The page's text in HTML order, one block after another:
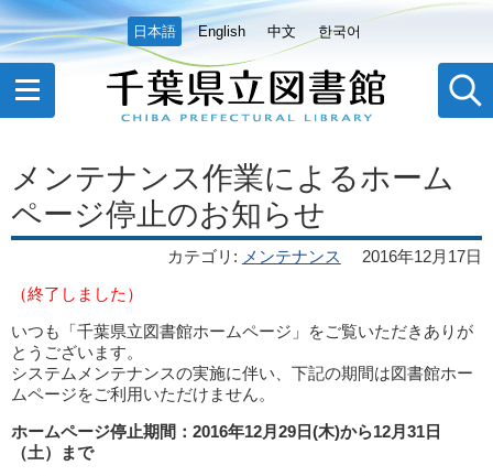
日本語 English 中文 한국어
メンテナンス作業によるホーム
ページ停止のお知らせ
カテゴリ : メンテナンス
2016年12月17日
（終了しました）
いつも「千葉県立図書館ホームページ」をご覧いただきありが
とうございます。
システムメンテナンスの実施に伴い、下記の期間は図書館ホー
ムページをご利用いただけません。
ホームページ停止期間：2016年12月29日(木)から12月31日
（土）まで